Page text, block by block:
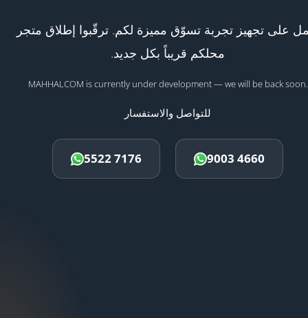
على تجهيز تجربة تسوّق مميزة لكم. ترقّبوا إطلاق متجر
محلكم قريباً بكل جديد.
MAHHALCOM is currently under development — we will be back soon.
للتواصل والاستفسار
5522 7176 9003 4660